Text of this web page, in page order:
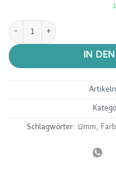
Farbenmix Webband - Red
IN
Schlagwörter: 12mm,